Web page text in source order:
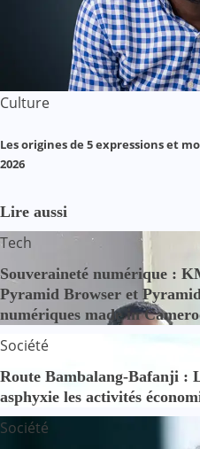
Culture
Les origines de 5 expressions et
2026
Lire aussi
Tech
Souveraineté numérique :
Pyramid Browser et
numériques made in
Société
Route Bambalang-Bafanji :
asphyxie les activités
Société